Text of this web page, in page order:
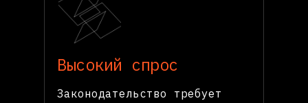
Высокий спрос
Законодательство требует